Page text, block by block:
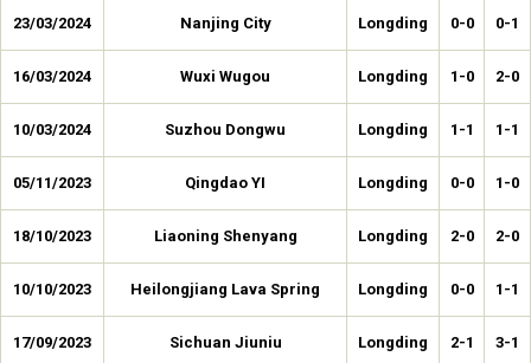
23/03/2024 Nanjing City Longding 0-0 0-1
16/03/2024 Wuxi Wugou Longding 1-0 2-0
10/03/2024 Suzhou Dongwu Longding 1-1 1-1
05/11/2023 Qingdao YI Longding 0-0 1-0
18/10/2023 Liaoning Shenyang Longding 2-0 2-0
10/10/2023 Heilongjiang Lava Spring Longding 0-0 1-1
17/09/2023 Sichuan Jiuniu Longding 2-1 3-1